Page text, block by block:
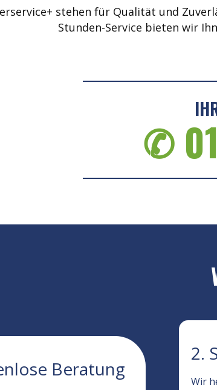
stehen für Qualität und
Stunden-Service bieten wir
✆
Beratung
2.
Wir